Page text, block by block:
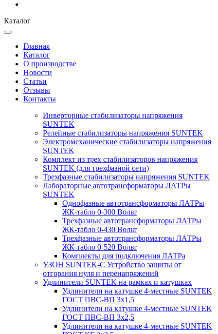
Каталог
Главная
Каталог
О производстве
Новости
Статьи
Отзывы
Контакты
Инверторные стабилизаторы напряжения
SUNTEK
Релейные стабилизаторы напряжения SUNTEK
Электромеханические стабилизаторы напряжения
SUNTEK
Комплект из трех стабилизаторов напряжения
SUNTEK (для трехфазной сети)
Трехфазные стабилизаторы напряжения SUNTEK
Лабораторные автотрансформаторы ЛАТРы
SUNTEK
Однофазные автотрансформаторы ЛАТРы
ЖК-табло 0-300 Вольт
Трехфазные автотрансформаторы ЛАТРы
ЖК-табло 0-430 Вольт
Трехфазные автотрансформаторы ЛАТРы
ЖК-табло 0-520 Вольт
Комплекты для подключения ЛАТРа
УЗОН SUNTEK-C Устройство защиты от
отгорания нуля и перенапряжений
Удлинители SUNTEK на рамках и катушках
Удлинители на катушке 4-местные SUNTEK
ГОСТ ПВС-ВП 3х1,5
Удлинители на катушке 4-местные SUNTEK
ГОСТ ПВС-ВП 3х2,5
Удлинители на катушке 4-местные SUNTEK